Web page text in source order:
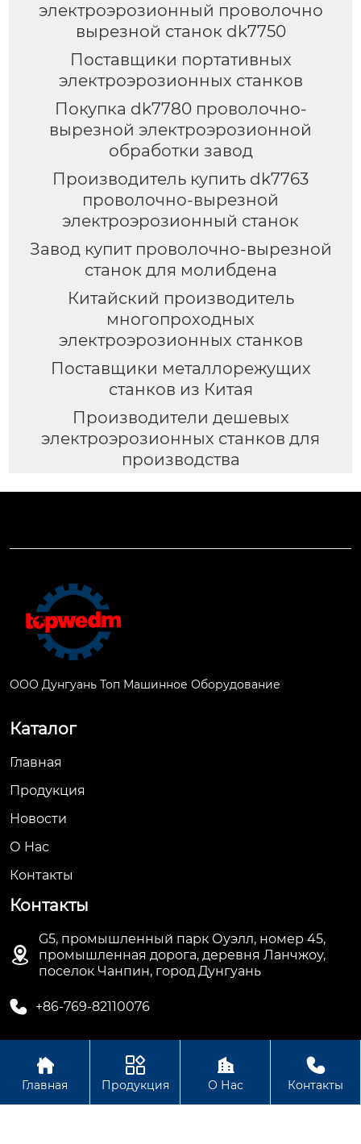
электроэрозионный проволочно
вырезной станок dk7750
Поставщики портативных
электроэрозионных станков
Покупка dk7780 проволочно-
вырезной электроэрозионной
обработки завод
Производитель купить dk7763
проволочно-вырезной
электроэрозионный станок
Завод купит проволочно-вырезной
станок для молибдена
Китайский производитель
многопроходных
электроэрозионных станков
Поставщики металлорежущих
станков из Китая
Производители дешевых
электроэрозионных станков для
производства
ООО Дунгуань Топ Машинное Оборудование
Каталог
Главная
Продукция
Новости
О Hас
Контакты
Контакты

G5, промышленный парк Оуэлл, номер 45,
промышленная дорога, деревня Ланчжоу,
поселок Чанпин, город Дунгуань
 +86-769-82110076
Авторское право©ООО Дунгуань Топ Машинное
Оборудование

Главная

Продукция

О Нас

Контакты